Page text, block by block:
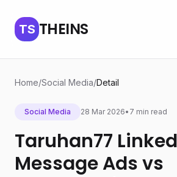
TS THEINS
Home/Social Media/Detail
Social Media 28 Mar 2026• 7 min read
Taruhan77
Message Ads vs